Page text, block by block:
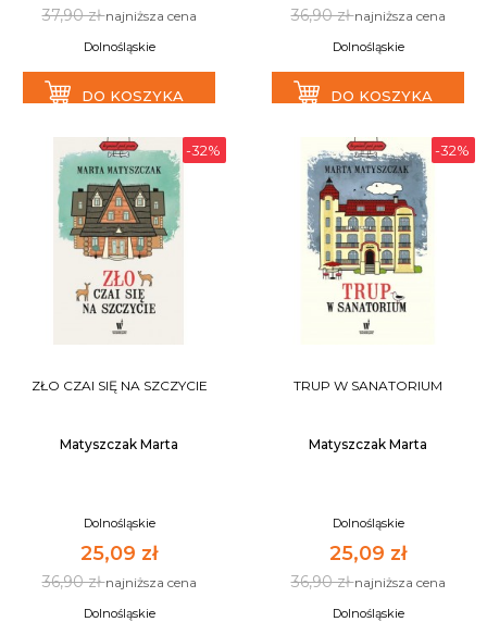
37,90 złnajniższa cena
Dolnośląskie
DO KOSZYKA
36,90 złnajniższa cena
Dolnośląskie
DO KOSZYKA
-32%
ZŁO CZAI SIĘ NA SZCZYCIE
Matyszczak Marta
Dolnośląskie
25,09 zł
36,90 złnajniższa cena
Dolnośląskie
-32%
TRUP W SANATORIUM
Matyszczak Marta
Dolnośląskie
25,09 zł
36,90 złnajniższa cena
Dolnośląskie